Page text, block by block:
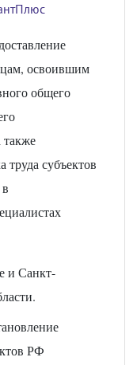
освоившим
общего
также
труда субъектов
и Санкт-
РФ